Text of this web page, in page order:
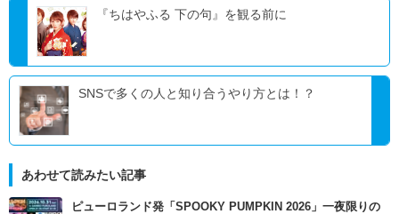
『ちはやふる 下の句』を観る前に
SNSで多くの人と知り合うやり方とは！？
あわせて読みたい記事
ピューロランド発「SPOOKY PUMPKIN 2026」一夜限りの